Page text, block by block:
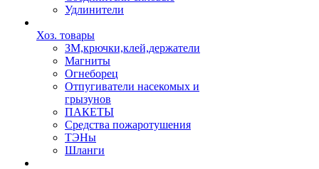
Удлинители
Хоз. товары
ЗМ,крючки,клей,держатели
Магниты
Огнеборец
Отпугиватели насекомых и
грызунов
ПАКЕТЫ
Средства пожаротушения
ТЭНы
Шланги